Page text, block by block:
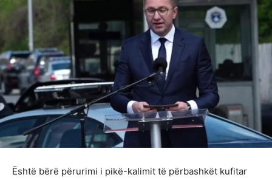
Është bërë përurimi i pikë-kalimit të përbashkët kufitar